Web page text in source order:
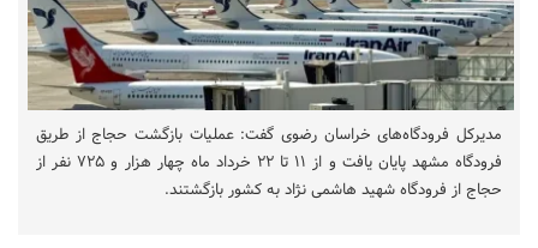
مدیرکل فرودگاه‌های خراسان رضوی گفت: عملیات بازگشت حجاج از طریق
فرودگاه مشهد پایان یافت و از ۱۱ تا ۲۲ خرداد ماه چهار هزار و ۷۲۵ نفر از
حجاج از فرودگاه شهید هاشمی نژاد به کشور بازگشتند.